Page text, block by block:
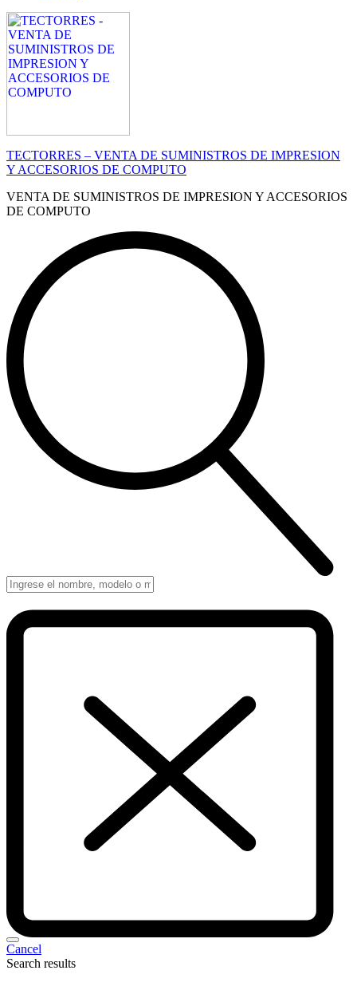
TECTORRES – VENTA DE SUMINISTROS DE IMPRESION
Y ACCESORIOS DE COMPUTO
VENTA DE SUMINISTROS DE IMPRESION Y ACCESORIOS
DE COMPUTO
Cancel
Search results